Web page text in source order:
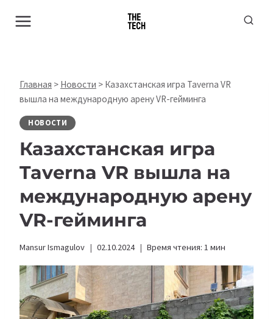
Главная > Новости > Казахстанская игра Taverna VR
вышла на международную арену VR-гейминга
НОВОСТИ
Казахстанская игра
Taverna VR вышла на
международную арену
VR-гейминга
Mansur Ismagulov 02.10.2024 Время чтения: 1 мин